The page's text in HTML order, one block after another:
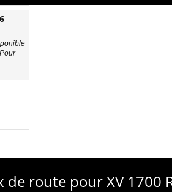
de route pour XV 1700